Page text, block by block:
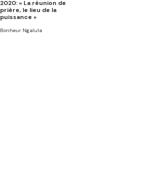
2020: « La réunion de
prière, le lieu de la
puissance »
Bonheur Ngalula